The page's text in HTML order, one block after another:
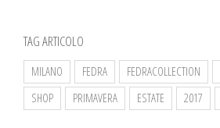
TAG ARTICOLO
MILANO FEDRA FEDRACOLLECTION
SHOP
PRIMAVERA ESTATE 2017